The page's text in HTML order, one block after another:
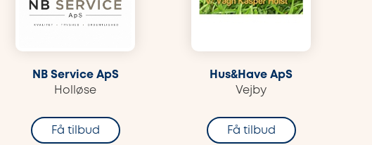
NB Service ApS
Holløse
Få tilbud
Hus&Have ApS
Vejby
Få tilbud